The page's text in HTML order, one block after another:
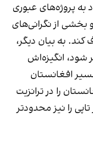
به پروژه‌های عبوری
بخشی از نگرانی‌های
کند. به بیان دیگر،
شود، انگیزه‌اش
افغانستان
را در ترانزیت
را نیز محدودتر